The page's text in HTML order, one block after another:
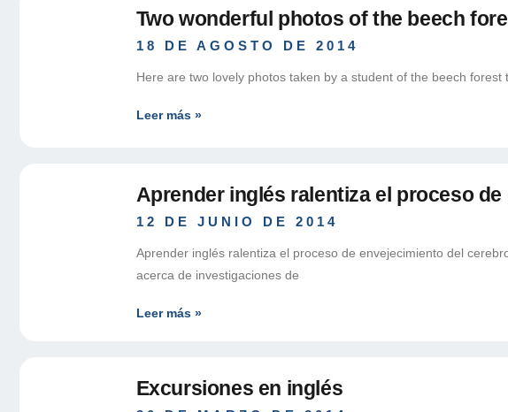
Two wonderful photos of the beech
18 DE AGOSTO DE 2014
Here are two lovely photos taken by a student of the beech forest
Leer más »
Aprender inglés ralentiza el proceso
12 DE JUNIO DE 2014
Aprender inglés ralentiza el proceso de envejecimiento del
acerca de investigaciones de
Leer más »
Excursiones en inglés